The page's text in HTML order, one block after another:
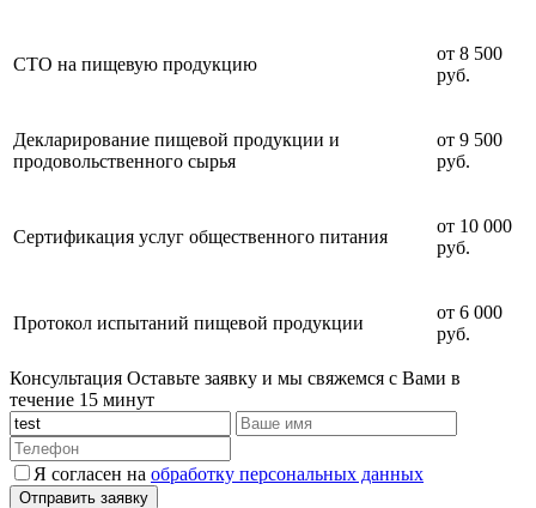
СТО на пищевую продукцию
от 8 500
руб.
Декларирование пищевой продукции и
продовольственного сырья
от 9 500
руб.
Сертификация услуг общественного питания
от 10 000
руб.
Протокол испытаний пищевой продукции
от 6 000
руб.
Консультация Оставьте заявку и мы свяжемся с Вами в
течение 15 минут
Я согласен на обработку персональных данных